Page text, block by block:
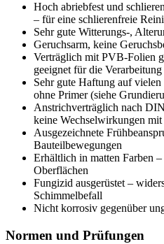
Hoch abriebfest und
– für eine schlierenfreie
Sehr gute Witterungs-,
Geruchsarm, keine
Verträglich mit PVB-Folien
geeignet für die
Sehr gute Haftung auf
ohne Primer (siehe
Anstrichverträglich nach
keine Wechselwirkungen
Ausgezeichnete
Bauteilbewegungen
Erhältlich in matten Farben
Oberflächen
Fungizid ausgerüstet –
Schimmelbefall
Nicht korrosiv gegenüber
Normen und Prüfungen